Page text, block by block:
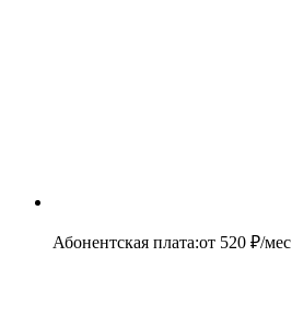
Абонентская плата:от 520 ₽/мес